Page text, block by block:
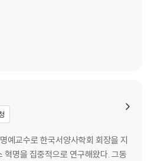
예교수로 한국서양사학회 회장을 지
혁명을 집중적으로 연구해왔다. 그동